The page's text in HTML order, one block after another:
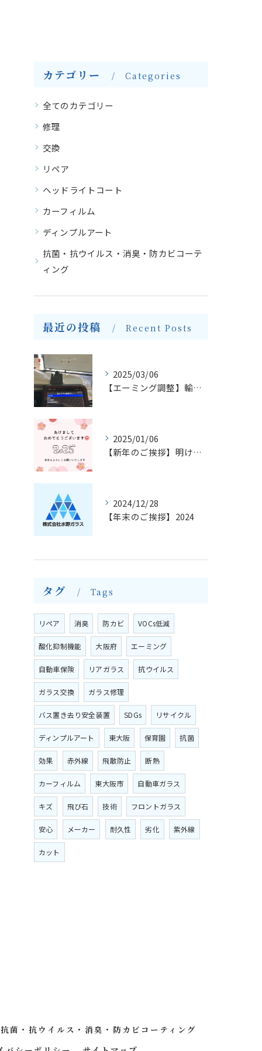
カテゴリー Categories
全てのカテゴリー
修理
交換
リペア
ヘッドライトコート
カーフィルム
ディンプルアート
抗菌・抗ウイルス・消臭・防カビコーテ
ィング
最近の投稿 Recent Posts
2025/03/06
【エーミング調整】輸入車のフロントガラス交換とエーミングについて
2025/01/06
【新年のご挨拶】明けましておめでとうございます
2024/12/28
【年末のご挨拶】2024
タグ Tags
リペア 消臭 防カビ VOCs低減
酸化抑制機能 大阪府 エーミング
自動車保険 リアガラス 抗ウイルス
ガラス交換 ガラス修理
バス置き去り安全装置 SDGs リサイクル
ディンプルアート 東大阪 保育園 抗菌
効果 赤外線 飛散防止 断熱
カーフィルム 東大阪市 自動車ガラス
キズ 飛び石 技術 フロントガラス
安心 メーカー 耐久性 劣化 紫外線
カット
抗菌・抗ウイルス・消臭・防カビコーティング